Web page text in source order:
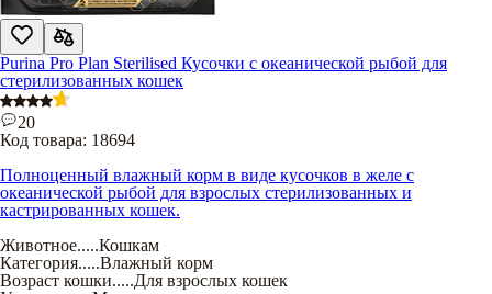
Purina Pro Plan Sterilised Кусочки с океанической рыбой для
стерилизованных кошек
20
Код товара: 18694
Полноценный влажный корм в виде кусочков в желе с
океанической рыбой для взрослых стерилизованных и
кастрированных кошек.
Животное.....Кошкам
Категория.....Влажный корм
Возраст кошки.....Для взрослых кошек